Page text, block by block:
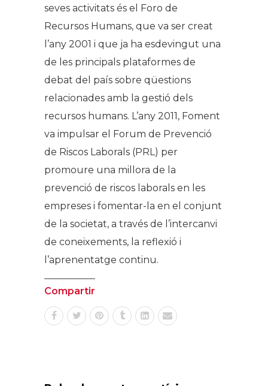
seves activitats és el Foro de
Recursos Humans, que va ser creat
l’any 2001 i que ja ha esdevingut una
de les principals plataformes de
debat del país sobre qüestions
relacionades amb la gestió dels
recursos humans. L’any 2011, Foment
va impulsar el Forum de Prevenció
de Riscos Laborals (PRL) per
promoure una millora de la
prevenció de riscos laborals en les
empreses i fomentar-la en el conjunt
de la societat, a través de l’intercanvi
de coneixements, la reflexió i
l’aprenentatge continu.
Compartir